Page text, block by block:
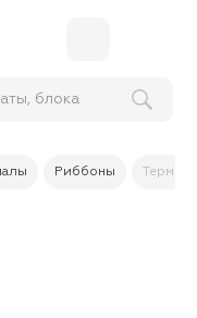
блока
Риббоны